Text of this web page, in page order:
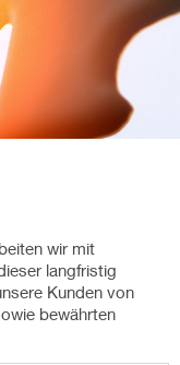
wir mit
langfristig
Kunden von
bewährten